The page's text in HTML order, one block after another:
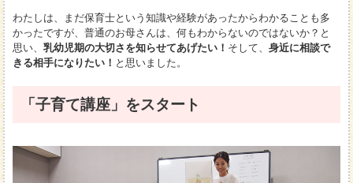
わたしは、まだ保育士という知識や経験があったからわかることも多
かったですが、普通のお母さんは、何もわからないのではないか？と
思い、乳幼児期の大切さを知らせてあげたい！ そして、身近に相談で
きる相手になりたい！ と思いました。
「子育て講座」をスタート